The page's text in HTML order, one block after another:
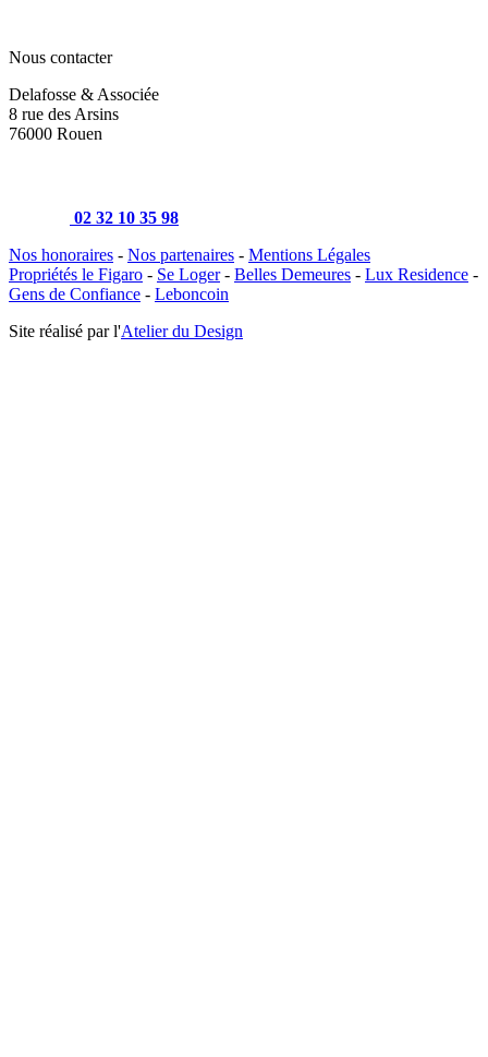
Nous contacter
Delafosse & Associée
8 rue des Arsins
76000 Rouen
02 32 10 35 98
Nos honoraires - Nos partenaires - Mentions Légales
Propriétés le Figaro - Se Loger- Belles Demeures - Lux Residence -
Gens de Confiance - Leboncoin
Site réalisé par l'Atelier du Design